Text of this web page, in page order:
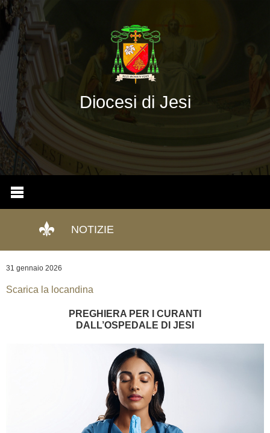
Diocesi di Jesi
NOTIZIE
31 gennaio 2026
Scarica la locandina
PREGHIERA PER I CURANTI
DALL’OSPEDALE DI JESI